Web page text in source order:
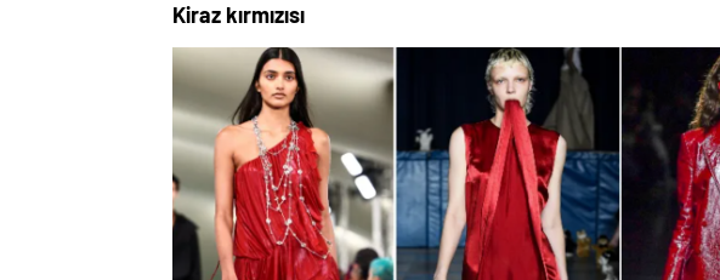
Kiraz kırmızısı